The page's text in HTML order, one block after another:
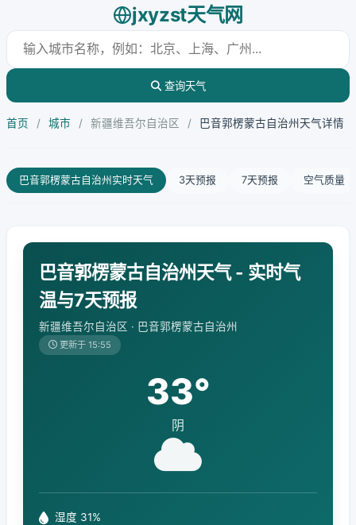
jxyzst天气网
查询天气
首页 / 城市 / 新疆维吾尔自治区 / 巴音郭楞蒙古自治州天气详情
巴音郭楞蒙古自治州实时天气 3天预报 7天预报 空气质量
巴音郭楞蒙古自治州天气 - 实时气
温与7天预报
新疆维吾尔自治区 · 巴音郭楞蒙古自治州
更新于 15:55
33°
阴
湿度 31%